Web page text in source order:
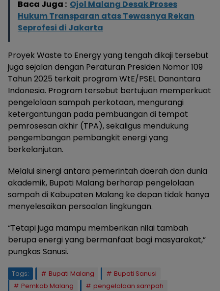
Baca Juga : Ojol Malang Desak Proses
Hukum Transparan atas Tewasnya Rekan
Seprofesi di Jakarta
Proyek Waste to Energy yang tengah dikaji tersebut
juga sejalan dengan Peraturan Presiden Nomor 109
Tahun 2025 terkait program WtE/PSEL Danantara
Indonesia. Program tersebut bertujuan memperkuat
pengelolaan sampah perkotaan, mengurangi
ketergantungan pada pembuangan di tempat
pemrosesan akhir (TPA), sekaligus mendukung
pengembangan pembangkit energi yang
berkelanjutan.
Melalui sinergi antara pemerintah daerah dan dunia
akademik, Bupati Malang berharap pengelolaan
sampah di Kabupaten Malang ke depan tidak hanya
menyelesaikan persoalan lingkungan.
“Tetapi juga mampu memberikan nilai tambah
berupa energi yang bermanfaat bagi masyarakat,”
pungkas Sanusi.
Tags: Bupati Malang
Bupati Sanusi
Pemkab Malang
pengelolaan sampah